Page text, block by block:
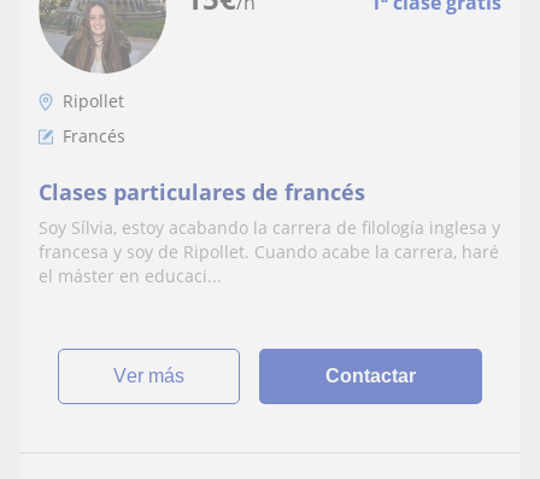
Ripollet
Francés
Clases particulares de francés
Soy Sílvia, estoy acabando la carrera de filología inglesa y
francesa y soy de Ripollet. Cuando acabe la carrera, haré
el máster en educaci...
ver más Contactar